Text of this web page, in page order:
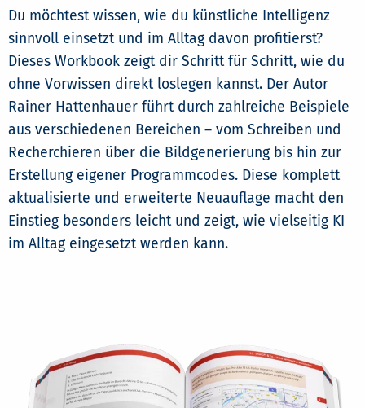
Du möchtest wissen, wie du künstliche Intelligenz
sinnvoll einsetzt und im Alltag davon profitierst?
Dieses Workbook zeigt dir Schritt für Schritt, wie du
ohne Vorwissen direkt loslegen kannst. Der Autor
Rainer Hattenhauer führt durch zahlreiche Beispiele
aus verschiedenen Bereichen – vom Schreiben und
Recherchieren über die Bildgenerierung bis hin zur
Erstellung eigener Programmcodes. Diese komplett
aktualisierte und erweiterte Neuauflage macht den
Einstieg besonders leicht und zeigt, wie vielseitig KI
im Alltag eingesetzt werden kann.